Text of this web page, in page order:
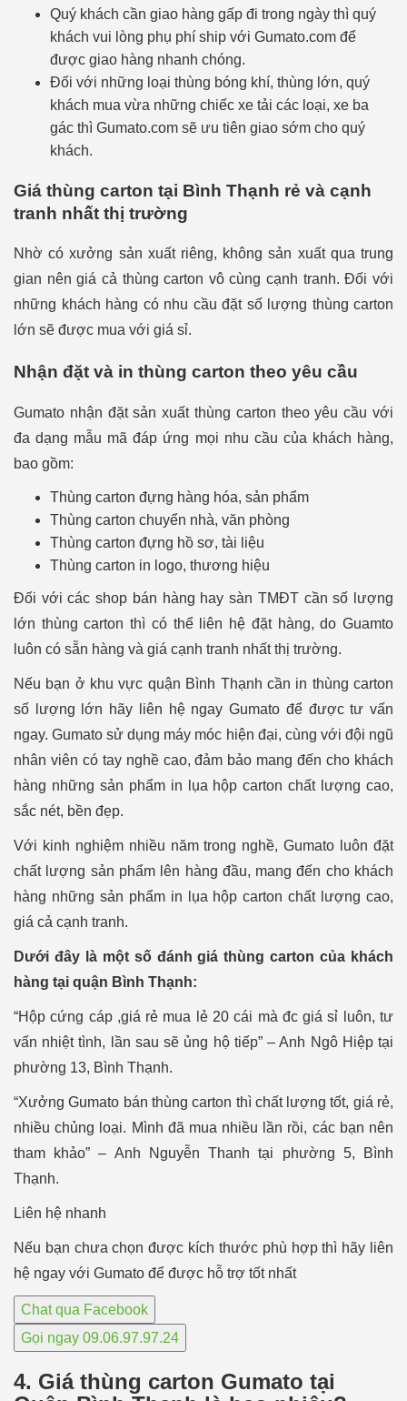
Quý khách cần giao hàng gấp đi trong ngày thì quý
khách vui lòng phụ phí ship với Gumato.com để
được giao hàng nhanh chóng.
Đối với những loại thùng bóng khí, thùng lớn, quý
khách mua vừa những chiếc xe tải các loại, xe ba
gác thì Gumato.com sẽ ưu tiên giao sớm cho quý
khách.
Giá thùng carton tại Bình Thạnh rẻ và cạnh
tranh nhất thị trường
Nhờ có xưởng sản xuất riêng, không sản xuất qua trung
gian nên giá cả thùng carton vô cùng cạnh tranh. Đối với
những khách hàng có nhu cầu đặt số lượng thùng carton
lớn sẽ được mua với giá sỉ.
Nhận đặt và in thùng carton theo yêu cầu
Gumato nhận đặt sản xuất thùng carton theo yêu cầu với
đa dạng mẫu mã đáp ứng mọi nhu cầu của khách hàng,
bao gồm:
Thùng carton đựng hàng hóa, sản phẩm
Thùng carton chuyển nhà, văn phòng
Thùng carton đựng hồ sơ, tài liệu
Thùng carton in logo, thương hiệu
Đối với các shop bán hàng hay sàn TMĐT cần số lượng
lớn thùng carton thì có thể liên hệ đặt hàng, do Guamto
luôn có sẵn hàng và giá cạnh tranh nhất thị trường.
Nếu bạn ở khu vực quận Bình Thạnh cần in thùng carton
số lượng lớn hãy liên hệ ngay Gumato để được tư vấn
ngay. Gumato sử dụng máy móc hiện đại, cùng với đội ngũ
nhân viên có tay nghề cao, đảm bảo mang đến cho khách
hàng những sản phẩm in lụa hộp carton chất lượng cao,
sắc nét, bền đẹp.
Với kinh nghiệm nhiều năm trong nghề, Gumato luôn đặt
chất lượng sản phẩm lên hàng đầu, mang đến cho khách
hàng những sản phẩm in lụa hộp carton chất lượng cao,
giá cả cạnh tranh.
Dưới đây là một số đánh giá thùng carton của khách
hàng tại quận Bình Thạnh:
“Hộp cứng cáp ,giá rẻ mua lẻ 20 cái mà đc giá sỉ luôn, tư
vấn nhiệt tình, lần sau sẽ ủng hộ tiếp” – Anh Ngô Hiệp tại
phường 13, Bình Thạnh.
“Xưởng Gumato bán thùng carton thì chất lượng tốt, giá rẻ,
nhiều chủng loại. Mình đã mua nhiều lần rồi, các bạn nên
tham khảo” – Anh Nguyễn Thanh tại phường 5, Bình
Thạnh.
Liên hệ nhanh
Nếu bạn chưa chọn được kích thước phù hợp thì hãy liên
hệ ngay với Gumato để được hỗ trợ tốt nhất
Chat qua Facebook
Gọi ngay 09.06.97.97.24
4. Giá thùng carton Gumato tại